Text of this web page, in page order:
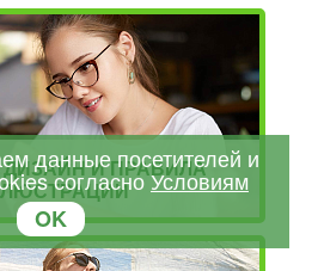
И ПРАВИЛА
данные посетителей и
согласноУсловиям
OK